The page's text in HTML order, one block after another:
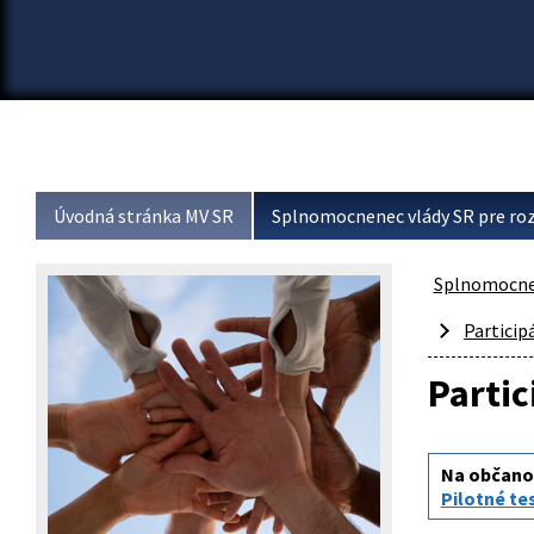
Úvodná stránka MV SR Splnomocnenec vlády SR pre
Na
Pilotné